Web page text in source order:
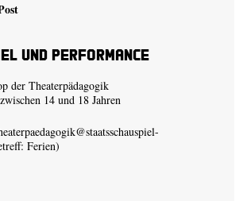
und Performance
der Theaterpädagogik
14 und 18 Jahren
Ferien)